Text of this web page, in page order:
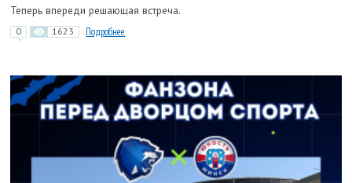
Теперь впереди решающая встреча.
0 1623 Подробнее